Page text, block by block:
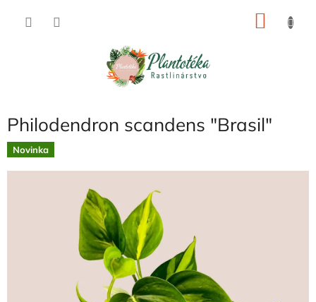
Philodendron scandens "Brasil"
Novinka